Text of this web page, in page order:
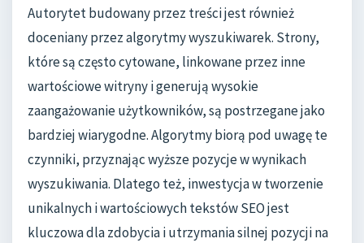
Autorytet budowany przez treści jest również
doceniany przez algorytmy wyszukiwarek. Strony,
które są często cytowane, linkowane przez inne
wartościowe witryny i generują wysokie
zaangażowanie użytkowników, są postrzegane jako
bardziej wiarygodne. Algorytmy biorą pod uwagę te
czynniki, przyznając wyższe pozycje w wynikach
wyszukiwania. Dlatego też, inwestycja w tworzenie
unikalnych i wartościowych tekstów SEO jest
kluczowa dla zdobycia i utrzymania silnej pozycji na